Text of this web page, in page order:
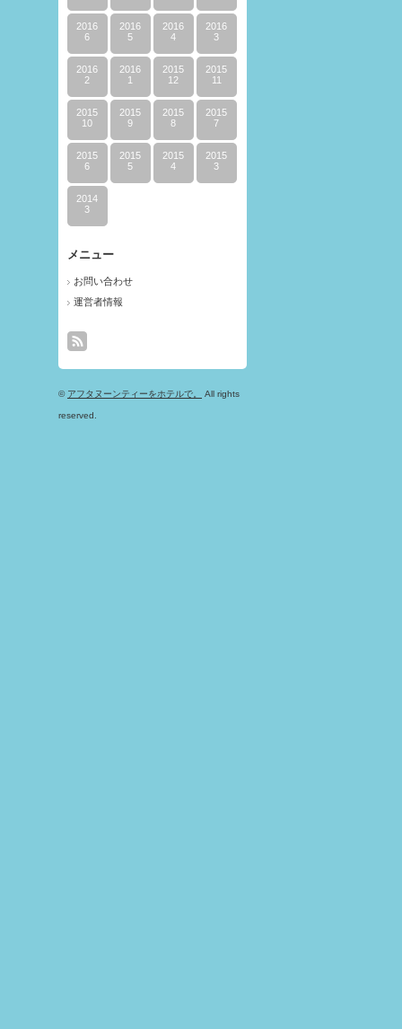
2016
6
2016
5
2016
4
2016
3
2016
2
2016
1
2015
12
2015
11
2015
10
2015
9
2015
8
2015
7
2015
6
2015
5
2015
4
2015
3
2014
3
メニュー
お問い合わせ
運営者情報
© アフタヌーンティーをホテルで。 All rights
reserved.